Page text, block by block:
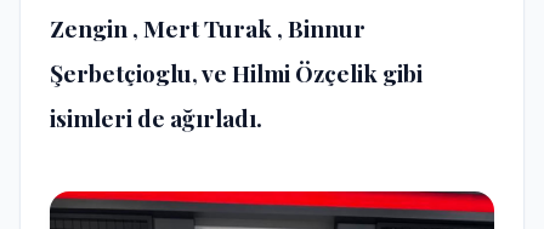
Zengin , Mert Turak , Binnur
Şerbetçioglu, ve Hilmi Özçelik gibi
isimleri de ağırladı.